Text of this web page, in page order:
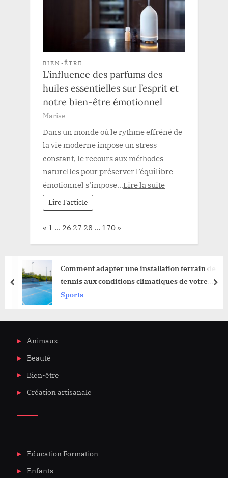
BIEN-ÊTRE
L’influence des parfums des
huiles essentielles sur l’esprit et
notre bien-être émotionnel
Marise
Dans un monde où le rythme effréné de
la vie moderne impose un stress
constant, le recours aux méthodes
naturelles pour préserver l’équilibre
émotionnel s’impose...Lire la suite
Lire l'article
Page:
Previous
« 1 … 26 27 28 … 170 Next
»
terrain de
de votre
Maximiser les rendements
mensuels
prev
Animaux
Beauté
Bien-être
Création artisanale
Education Formation
Enfants